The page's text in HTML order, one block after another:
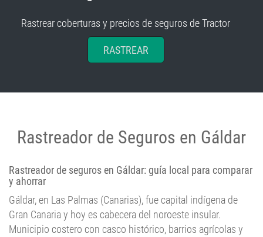
Rastrear coberturas y precios de seguros de Tractor
RASTREAR
Rastreador de Seguros en Gáldar
Rastreador de seguros en Gáldar: guía local para comparar
y ahorrar
Gáldar, en Las Palmas (Canarias), fue capital indígena de
Gran Canaria y hoy es cabecera del noroeste insular.
Municipio costero con casco histórico, barrios agrícolas y